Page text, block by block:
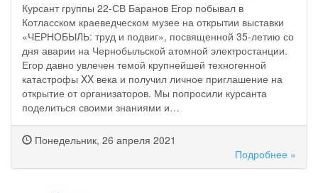
Курсант группы 22-СВ Баранов Егор побывал в
Котласском краеведческом музее на открытии выставки
«ЧЕРНОБЫЛЬ: труд и подвиг», посвященной 35-летию со
дня аварии на Чернобыльской атомной электростанции.
Егор давно увлечен темой крупнейшей техногенной
катастрофы XX века и получил личное приглашение на
открытие от организаторов. Мы попросили курсанта
поделиться своими знаниями и…
Понедельник, 26 апреля 2021
Подробнее »